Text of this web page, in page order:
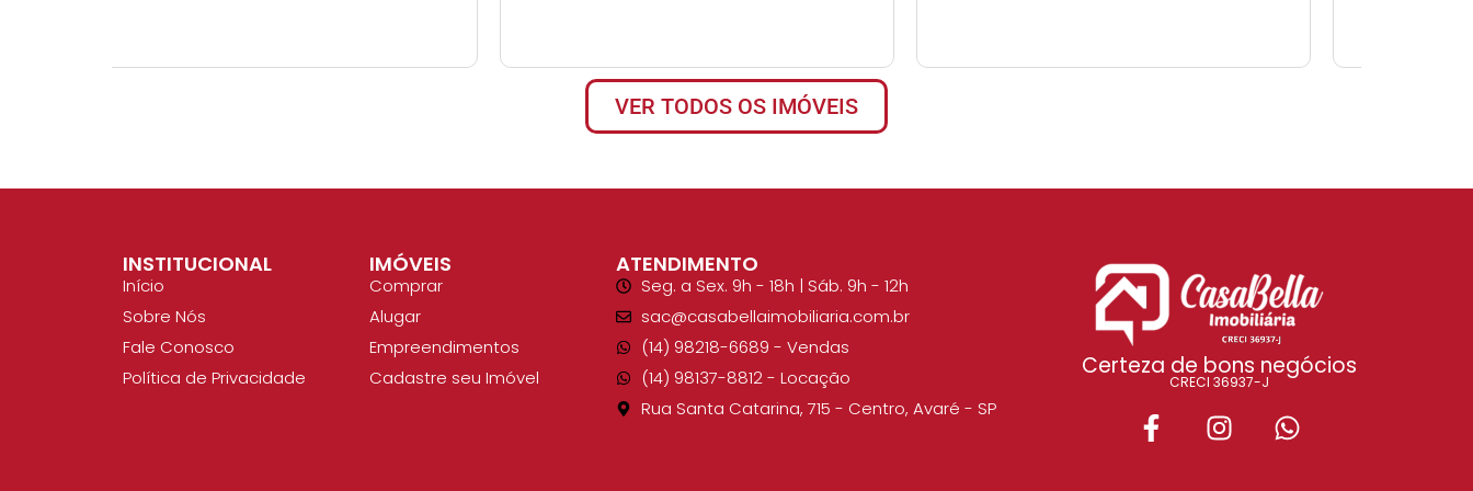
VER TODOS OS IMÓVEIS
Certeza de bons negócios
CRECI 36937-J
INSTITUCIONAL
Início
Sobre Nós
Fale Conosco
Política de Privacidade
IMÓVEIS
Comprar
Alugar
Empreendimentos
Cadastre seu Imóvel
ATENDIMENTO
Seg. a Sex. 9h - 18h | Sáb. 9h - 12h
sac@casabellaimobiliaria.com.br
(14) 98218-6689​ - Vendas
(14) 98137-8812​ - Locação
Rua Santa Catarina, 715 - Centro, Avaré - SP